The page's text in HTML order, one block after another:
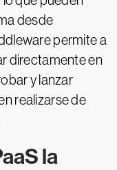
desde
permite a
directamente en
y lanzar
realizarse de
la